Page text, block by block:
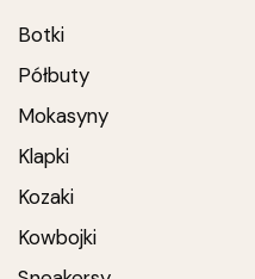
Botki
Półbuty
Mokasyny
Klapki
Kozaki
Kowbojki